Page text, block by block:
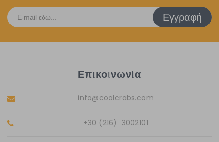
Εγγραφή
Επικοινωνία
info@coolcrabs.com
+30 (216) 3002101